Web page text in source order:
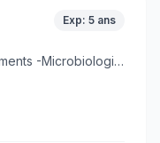
Exp: 5 ans
Sécurité sanitaire des aliments -Microbiologie- Technologie agroalimentaire - Management qualité